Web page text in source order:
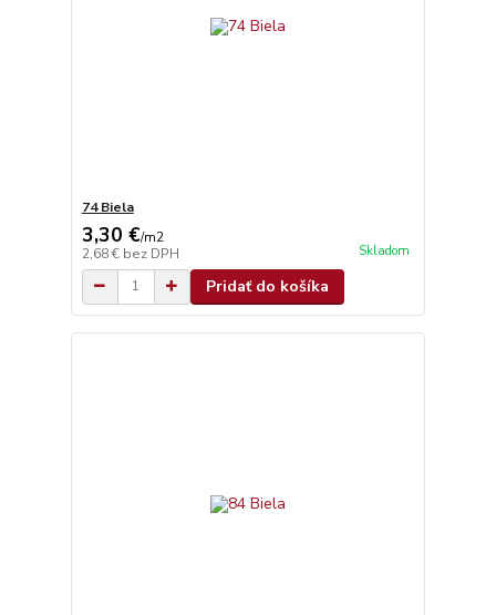
74 Biela
3,30 €/m2
2,68 € bez DPH Skladom
Pridať do košíka